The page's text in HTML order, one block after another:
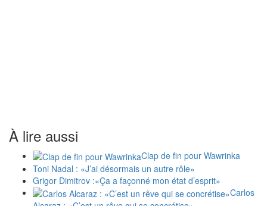
À lire aussi
Clap de fin pour Wawrinka
Toni Nadal : «J’ai désormais un autre rôle»
Grigor Dimitrov :«Ça a façonné mon état d’esprit»
Carlos